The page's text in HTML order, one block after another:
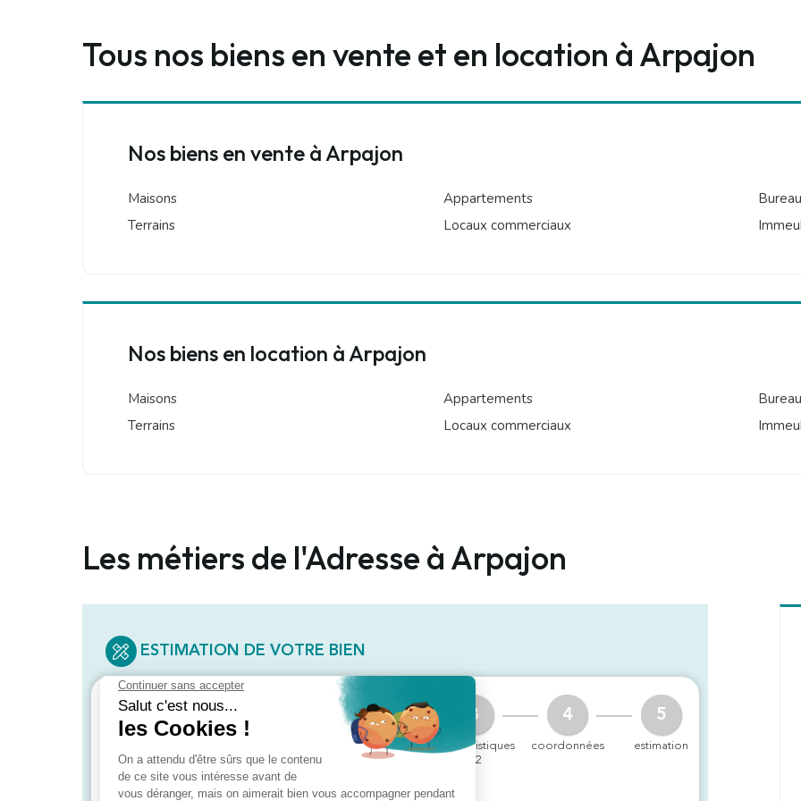
Tous nos biens en vente et en location à Arpajon
Nos biens en vente à Arpajon
Maisons Appartements
Terrains
Locaux commerciaux
Nos biens en location à Arpajon
Maisons Appartements
Terrains
Locaux commerciaux
Les métiers de l'Adresse à Arpajon